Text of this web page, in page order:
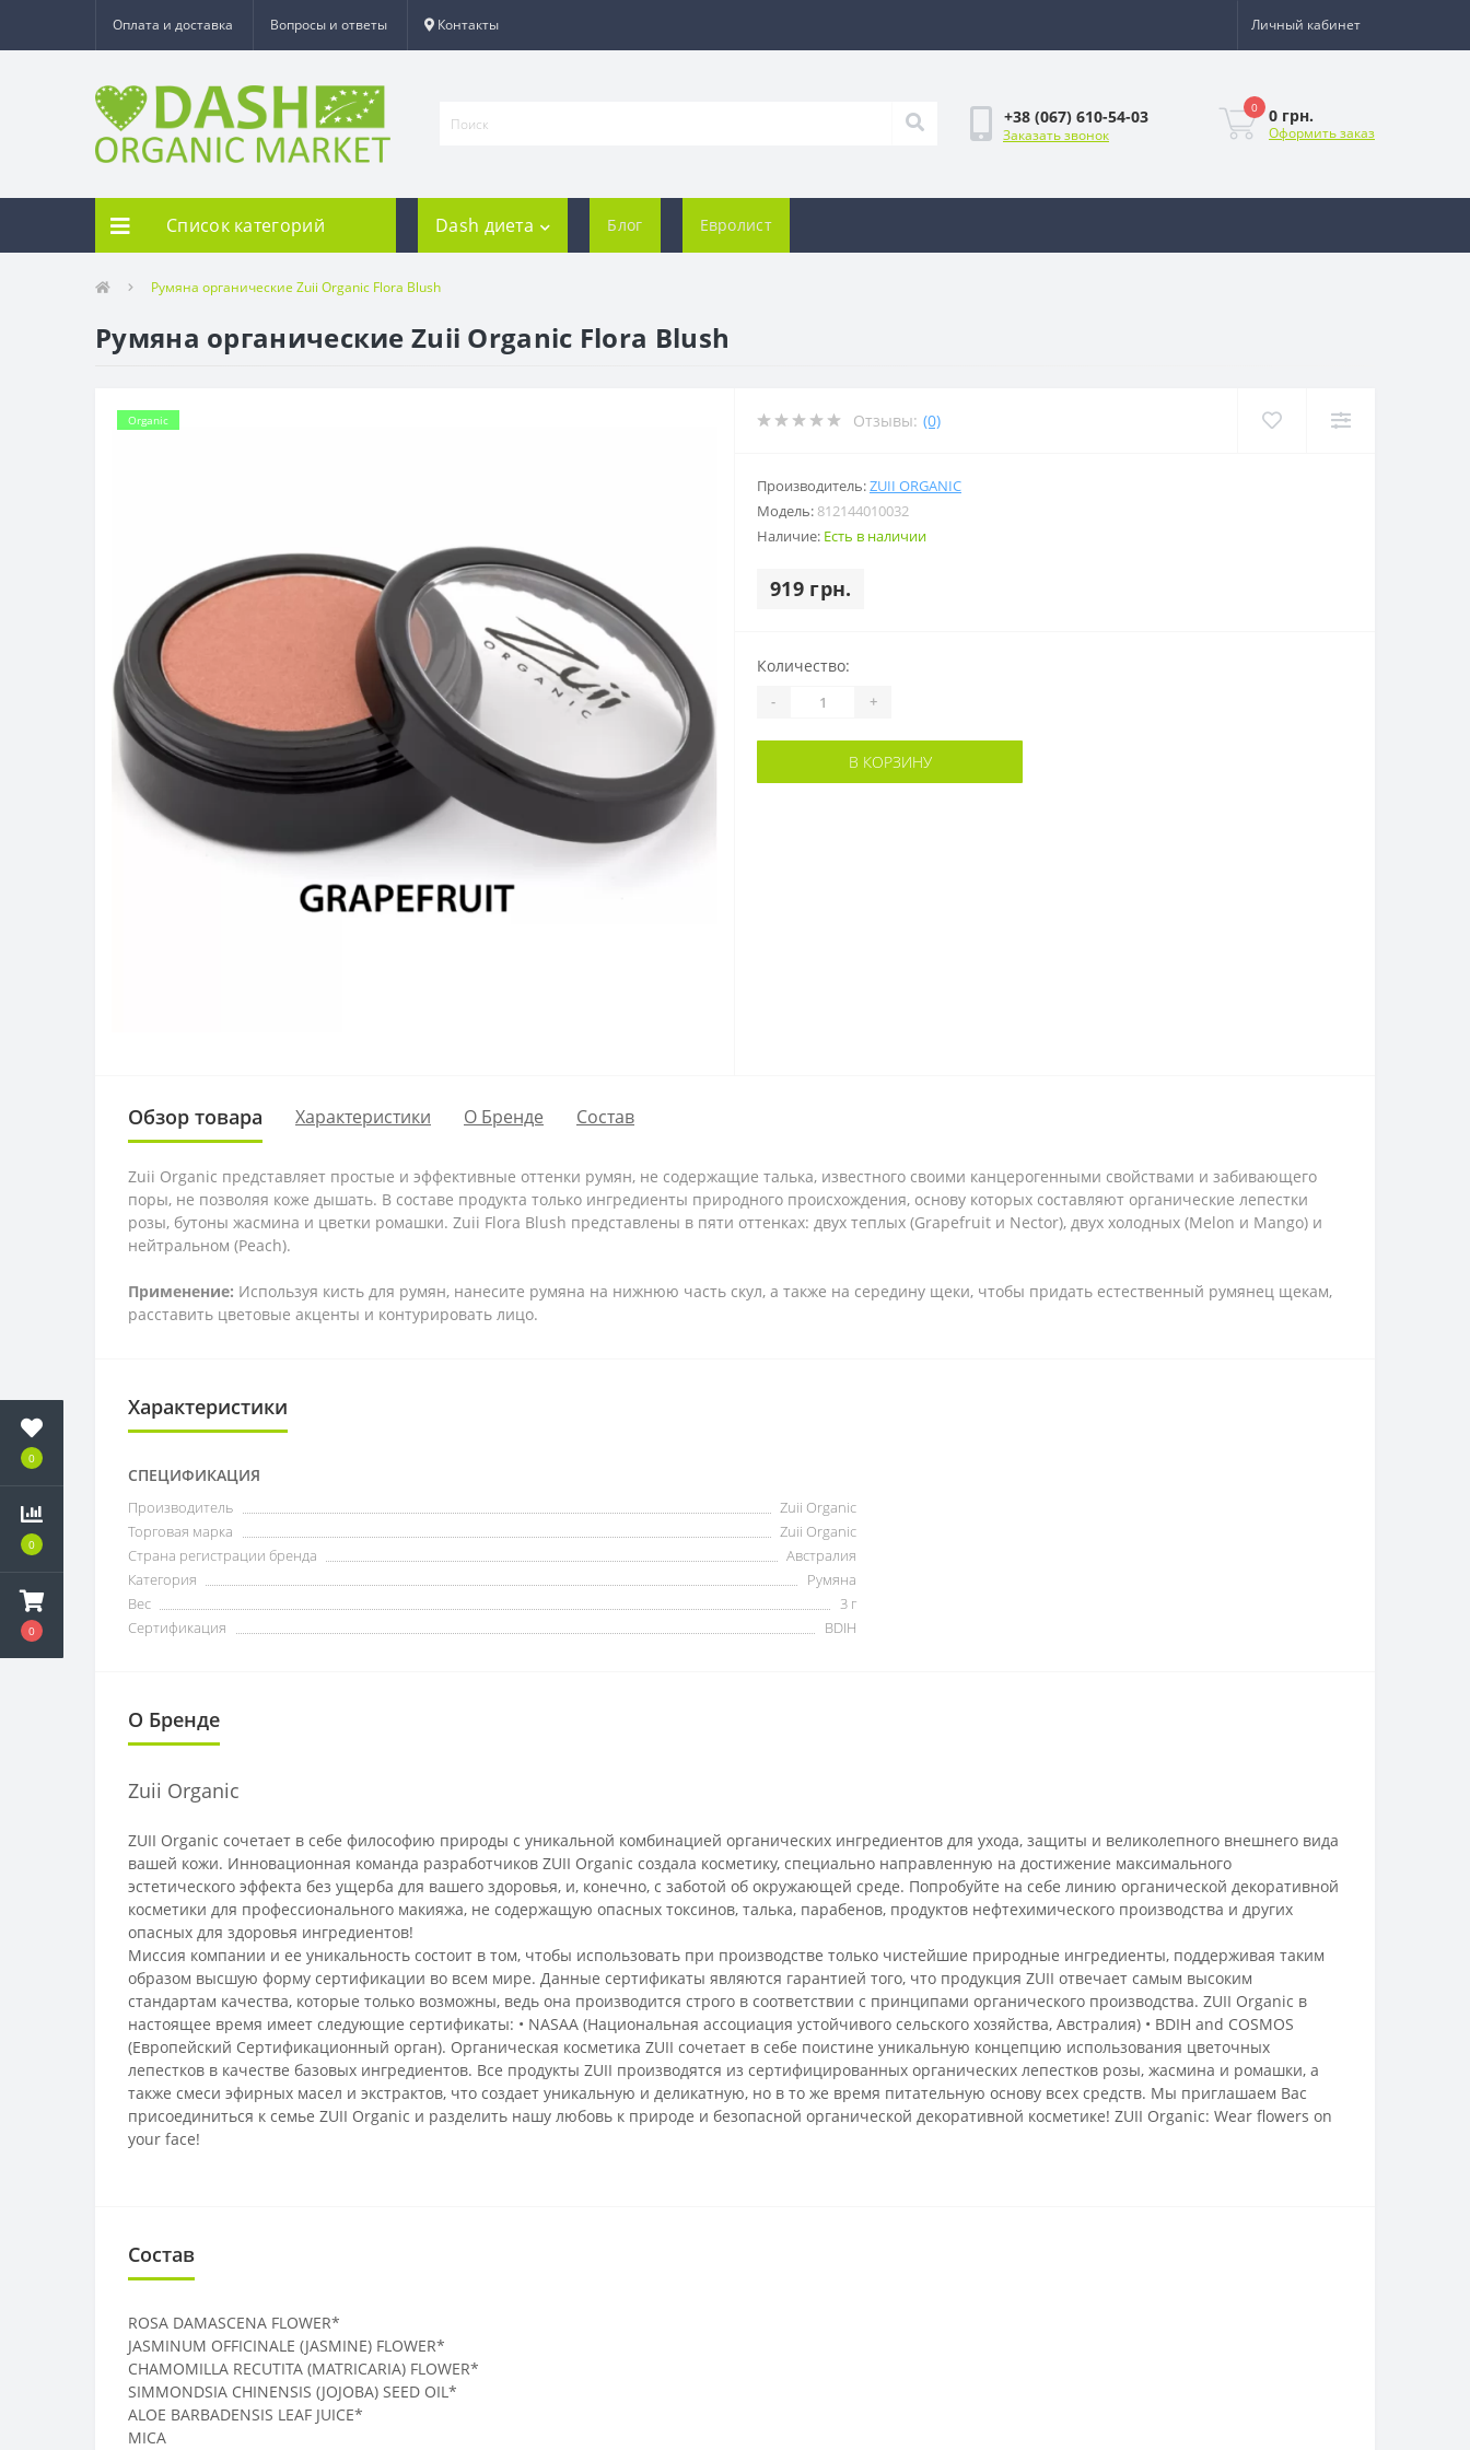
0
0
0
Оплата и доставка Вопросы и ответы Контакты Личный кабинет
+38 (067) 610-54-03
Заказать звонок
0 0 грн.
Оформить заказ
Список категорий Dash диета Блог Евролист
Румяна органические Zuii Organic Flora Blush
Румяна органические Zuii Organic Flora Blush
Organic Отзывы: (0)
Производитель:ZUII ORGANIC
Модель: 812144010032
Наличие: Есть в наличии
919 грн.
Количество:
- +
В КОРЗИНУ
Обзор товара Характеристики О Бренде Состав
Zuii Organic представляет простые и эффективные оттенки румян, не содержащие талька, известного своими канцерогенными свойствами и забивающего
поры, не позволяя коже дышать. В составе продукта только ингредиенты природного происхождения, основу которых составляют органические лепестки
розы, бутоны жасмина и цветки ромашки. Zuii Flora Blush представлены в пяти оттенках: двух теплых (Grapefruit и Nector), двух холодных (Melon и Mango) и
нейтральном (Peach).
Применение: Используя кисть для румян, нанесите румяна на нижнюю часть скул, а также на середину щеки, чтобы придать естественный румянец щекам,
расставить цветовые акценты и контурировать лицо.
Характеристики
СПЕЦИФИКАЦИЯ
Производитель
Zuii Organic
Торговая марка
Zuii Organic
Страна регистрации бренда
Австралия
Категория
Румяна
Вес
3 г
Сертификация
BDIH
О Бренде
Zuii Organic
ZUII Organic сочетает в себе философию природы с уникальной комбинацией органических ингредиентов для ухода, защиты и великолепного внешнего вида
вашей кожи. Инновационная команда разработчиков ZUII Organic создала косметику, специально направленную на достижение максимального
эстетического эффекта без ущерба для вашего здоровья, и, конечно, с заботой об окружающей среде. Попробуйте на себе линию органической декоративной
косметики для профессионального макияжа, не содержащую опасных токсинов, талька, парабенов, продуктов нефтехимического производства и других
опасных для здоровья ингредиентов!
Миссия компании и ее уникальность состоит в том, чтобы использовать при производстве только чистейшие природные ингредиенты, поддерживая таким
образом высшую форму сертификации во всем мире. Данные сертификаты являются гарантией того, что продукция ZUII отвечает самым высоким
стандартам качества, которые только возможны, ведь она производится строго в соответствии с принципами органического производства. ZUII Organic в
настоящее время имеет следующие сертификаты: • NASAA (Национальная ассоциация устойчивого сельского хозяйства, Австралия) • BDIH and COSMOS
(Европейский Сертификационный орган). Органическая косметика ZUII сочетает в себе поистине уникальную концепцию использования цветочных
лепестков в качестве базовых ингредиентов. Все продукты ZUII производятся из сертифицированных органических лепестков розы, жасмина и ромашки, а
также смеси эфирных масел и экстрактов, что создает уникальную и деликатную, но в то же время питательную основу всех средств. Мы приглашаем Вас
присоединиться к семье ZUII Organic и разделить нашу любовь к природе и безопасной органической декоративной косметике! ZUII Organic: Wear flowers on
your face!
Состав
ROSA DAMASCENA FLOWER*
JASMINUM OFFICINALE (JASMINE) FLOWER*
CHAMOMILLA RECUTITA (MATRICARIA) FLOWER*
SIMMONDSIA CHINENSIS (JOJOBA) SEED OIL*
ALOE BARBADENSIS LEAF JUICE*
MICA